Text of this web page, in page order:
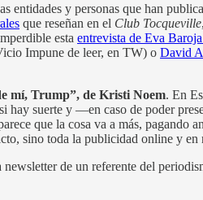
entidades y personas que han
que reseñan en el Club Tocqueville
esta entrevista de Eva
Impune de leer, en TW) o David
mí, Trump”, de Kristi Noem. En
hay suerte y —en caso de poder
que la cosa va a más,
sino toda la publicidad online y
newsletter de un referente del